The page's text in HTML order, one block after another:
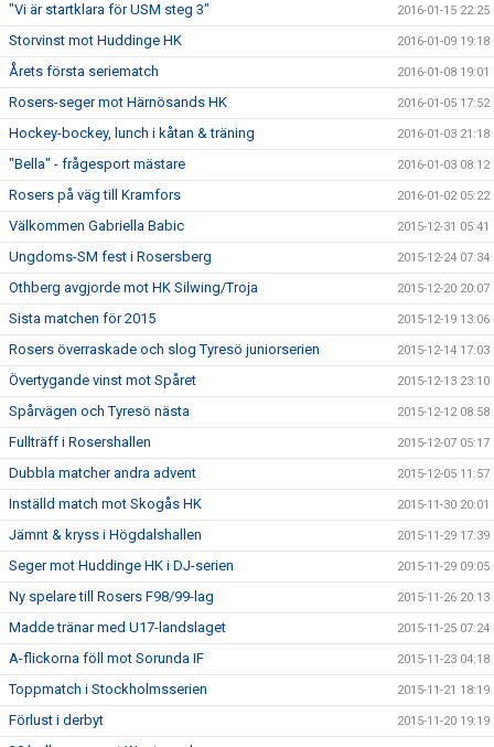
"Vi är startklara för USM steg 3" 2016-01-15 22:25
Storvinst mot Huddinge HK 2016-01-09 19:18
Årets första seriematch 2016-01-08 19:01
Rosers-seger mot Härnösands HK 2016-01-05 17:52
Hockey-bockey, lunch i kåtan & träning 2016-01-03 21:18
"Bella" - frågesport mästare 2016-01-03 08:12
Rosers på väg till Kramfors 2016-01-02 05:22
Välkommen Gabriella Babic 2015-12-31 05:41
Ungdoms-SM fest i Rosersberg 2015-12-24 07:34
Othberg avgjorde mot HK Silwing/Troja 2015-12-20 20:07
Sista matchen för 2015 2015-12-19 13:06
Rosers överraskade och slog Tyresö juniorserien 2015-12-14 17:03
Övertygande vinst mot Spåret 2015-12-13 23:10
Spårvägen och Tyresö nästa 2015-12-12 08:58
Fullträff i Rosershallen 2015-12-07 05:17
Dubbla matcher andra advent 2015-12-05 11:57
Inställd match mot Skogås HK 2015-11-30 20:01
Jämnt & kryss i Högdalshallen 2015-11-29 17:39
Seger mot Huddinge HK i DJ-serien 2015-11-29 09:05
Ny spelare till Rosers F98/99-lag 2015-11-26 20:13
Madde tränar med U17-landslaget 2015-11-25 07:24
A-flickorna föll mot Sorunda IF 2015-11-23 04:18
Toppmatch i Stockholmsserien 2015-11-21 18:19
Förlust i derbyt 2015-11-20 19:19